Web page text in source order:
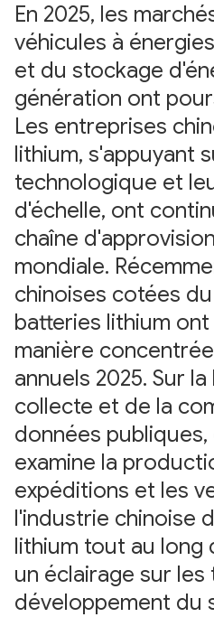
En 2025, les
véhicules à
et du stockage
génération ont
Les entreprises
lithium, s'appuyant
technologique et
d'échelle, ont
chaîne
mondiale.
chinoises cotées
batteries lithium
manière
annuels 2025. Sur
collecte et de la
données
examine la
expéditions et les
l'industrie chinoise
lithium tout au long
un éclairage sur
développement du